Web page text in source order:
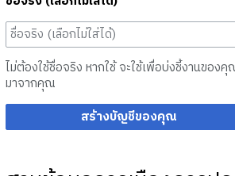
ไม่ต้องใช้ชื่อจริง หากใช้ จะใช้เพื่อบ่งชี้งานของคุ
มาจากคุณ
สร้างบัญชีของคุณ